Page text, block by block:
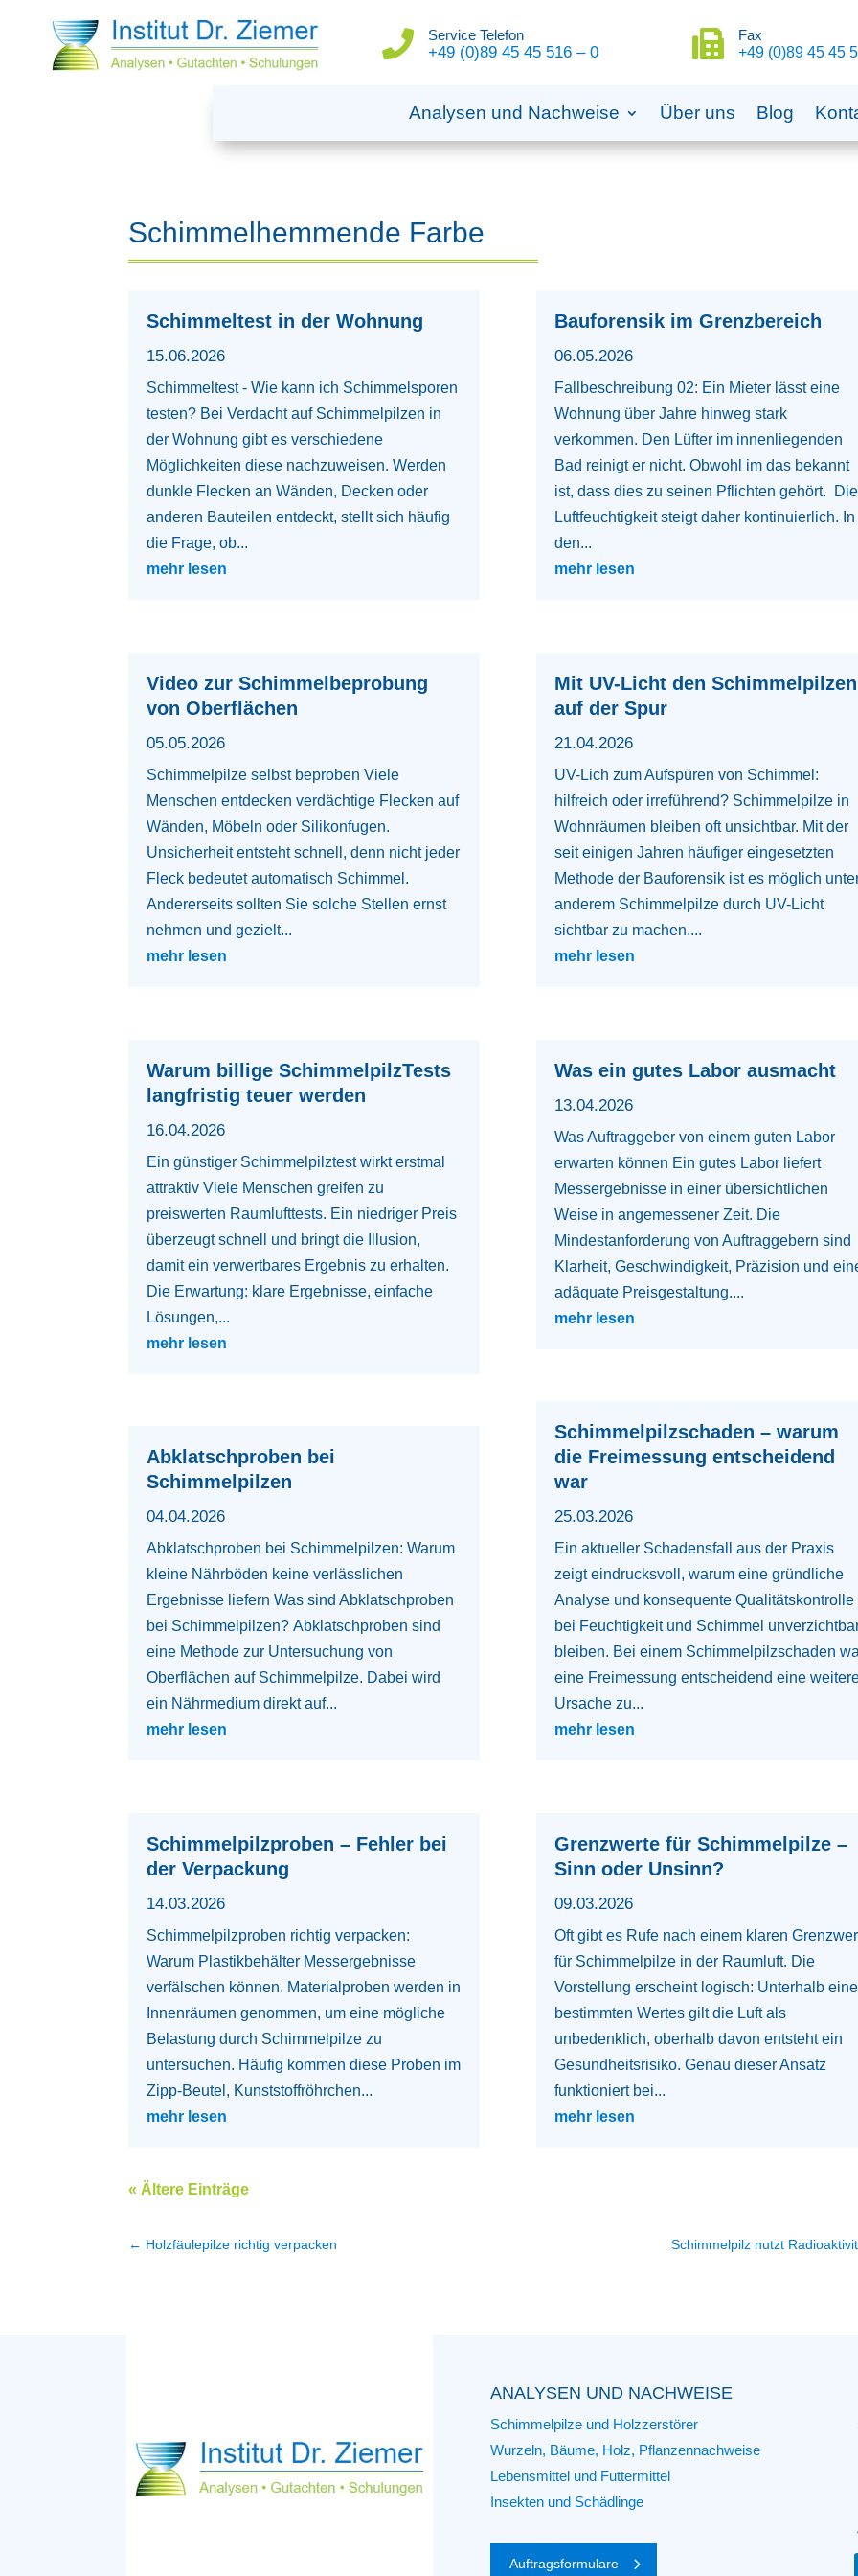
 Service Telefon
+49 (0)89 45 45 516 – 0 
Fax
+49 (0)89 45 45
Analysen und Nachweise Über uns Blog
Schimmelhemmende Farbe
Schimmeltest in der Wohnung
15.06.2026
Schimmeltest - Wie kann ich Schimmelsporen
testen? Bei Verdacht auf Schimmelpilzen in
der Wohnung gibt es verschiedene
Möglichkeiten diese nachzuweisen. Werden
dunkle Flecken an Wänden, Decken oder
anderen Bauteilen entdeckt, stellt sich häufig
die Frage, ob...
mehr lesen
Video zur Schimmelbeprobung
von Oberflächen
05.05.2026
Schimmelpilze selbst beproben Viele
Menschen entdecken verdächtige Flecken auf
Wänden, Möbeln oder Silikonfugen.
Unsicherheit entsteht schnell, denn nicht jeder
Fleck bedeutet automatisch Schimmel.
Andererseits sollten Sie solche Stellen ernst
nehmen und gezielt...
mehr lesen
Warum billige SchimmelpilzTests
langfristig teuer werden
16.04.2026
Ein günstiger Schimmelpilztest wirkt erstmal
attraktiv Viele Menschen greifen zu
preiswerten Raumlufttests. Ein niedriger Preis
überzeugt schnell und bringt die Illusion,
damit ein verwertbares Ergebnis zu erhalten.
Die Erwartung: klare Ergebnisse, einfache
Lösungen,...
mehr lesen
Abklatschproben bei
Schimmelpilzen
04.04.2026
Abklatschproben bei Schimmelpilzen: Warum
kleine Nährböden keine verlässlichen
Ergebnisse liefern Was sind Abklatschproben
bei Schimmelpilzen? Abklatschproben sind
eine Methode zur Untersuchung von
Oberflächen auf Schimmelpilze. Dabei wird
ein Nährmedium direkt auf...
mehr lesen
Schimmelpilzproben – Fehler bei
der Verpackung
14.03.2026
Schimmelpilzproben richtig verpacken:
Warum Plastikbehälter Messergebnisse
verfälschen können. Materialproben werden in
Innenräumen genommen, um eine mögliche
Belastung durch Schimmelpilze zu
untersuchen. Häufig kommen diese Proben im
Zipp-Beutel, Kunststoffröhrchen...
mehr lesen
Bauforensik im Grenzbereich
06.05.2026
Fallbeschreibung 02: Ein Mieter lässt eine
Wohnung über Jahre hinweg stark
verkommen. Den Lüfter im innenliegenden
Bad reinigt er nicht. Obwohl im das bekannt
ist, dass dies zu seinen Pflichten gehört. Die
Luftfeuchtigkeit steigt daher kontinuierlich. In
den...
mehr lesen
Mit UV-Licht den Schimmelpilzen
auf der Spur
21.04.2026
UV-Lich zum Aufspüren von Schimmel:
hilfreich oder irreführend? Schimmelpilze in
Wohnräumen bleiben oft unsichtbar. Mit der
seit einigen Jahren häufiger eingesetzten
Methode der Bauforensik ist es möglich
anderem Schimmelpilze durch UV-Licht
sichtbar zu machen....
mehr lesen
Was ein gutes Labor ausmacht
13.04.2026
Was Auftraggeber von einem guten Labor
erwarten können Ein gutes Labor liefert
Messergebnisse in einer übersichtlichen
Weise in angemessener Zeit. Die
Mindestanforderung von Auftraggebern sind
Klarheit, Geschwindigkeit, Präzision und
adäquate Preisgestaltung....
mehr lesen
Schimmelpilzschaden – warum
die Freimessung entscheidend
war
25.03.2026
Ein aktueller Schadensfall aus der Praxis
zeigt eindrucksvoll, warum eine gründliche
Analyse und konsequente Qualitätskontrolle
bei Feuchtigkeit und Schimmel
bleiben. Bei einem Schimmelpilzschaden
eine Freimessung entscheidend eine
Ursache zu...
mehr lesen
Grenzwerte für Schimmelpilze –
Sinn oder Unsinn?
09.03.2026
Oft gibt es Rufe nach einem klaren
für Schimmelpilze in der Raumluft. Die
Vorstellung erscheint logisch: Unterhalb
bestimmten Wertes gilt die Luft als
unbedenklich, oberhalb davon entsteht ein
Gesundheitsrisiko. Genau dieser Ansatz
funktioniert bei...
mehr lesen
« Ältere Einträge
← Holzfäulepilze richtig verpacken Schimmelpilz nutzt
ANALYSEN UND NACHWEISE
Schimmelpilze und Holzzerstörer
Wurzeln, Bäume, Holz, Pflanzennachweise
Lebensmittel und Futtermittel
Insekten und Schädlinge
Auftragsformulare